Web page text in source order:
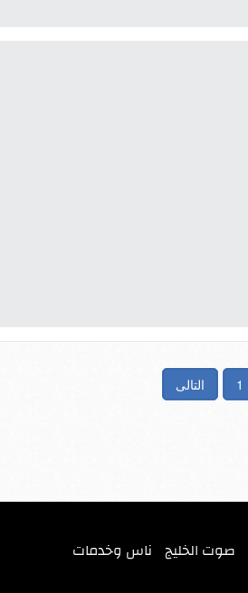
1 التالى
صوت الخليج ناس وخدمات